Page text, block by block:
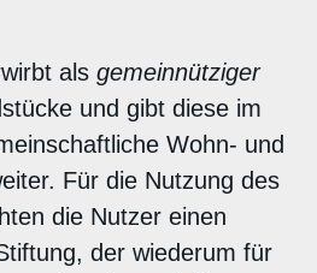
als gemeinnütziger
und gibt diese im
Wohn- und
Für die Nutzung des
die Nutzer einen
der wiederum für